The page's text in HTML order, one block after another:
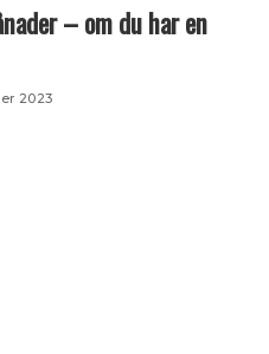
– om du har en
2023